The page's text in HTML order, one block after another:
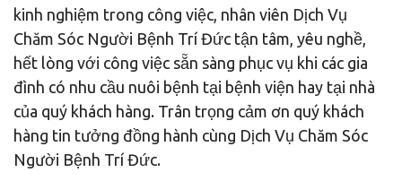
kinh nghiệm trong công việc, nhân viên Dịch Vụ
Chăm Sóc Người Bệnh Trí Đức tận tâm, yêu nghề,
hết lòng với công việc sẵn sàng phục vụ khi các gia
đình có nhu cầu nuôi bệnh tại bệnh viện hay tại nhà
của quý khách hàng. Trân trọng cảm ơn quý khách
hàng tin tưởng đồng hành cùng Dịch Vụ Chăm Sóc
Người Bệnh Trí Đức.